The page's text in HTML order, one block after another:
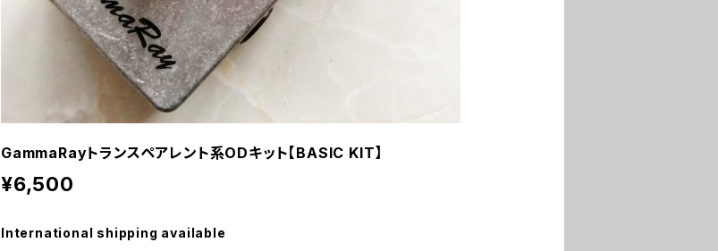
GammaRayトランスペアレント系ODキット【BASIC KIT】
¥6,500
International shipping available